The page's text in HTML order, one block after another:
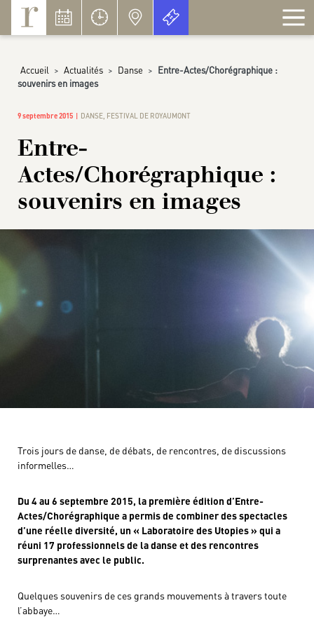
Accueil > Actualités > Danse > Entre-Actes/Chorégraphique :
souvenirs en images
9 septembre 2015 DANSE FESTIVAL DE ROYAUMONT
Entre-
Actes/Chorégraphique :
souvenirs en images
Trois jours de danse, de débats, de rencontres, de discussions
informelles…
Du 4 au 6 septembre 2015, la première édition d’Entre-
Actes/Chorégraphique a permis de combiner des spectacles
d’une réelle diversité, un « Laboratoire des Utopies » qui a
réuni 17 professionnels de la danse et des rencontres
surprenantes avec le public.
Quelques souvenirs de ces grands mouvements à travers toute
l’abbaye…
Panneau de gestion des cookies